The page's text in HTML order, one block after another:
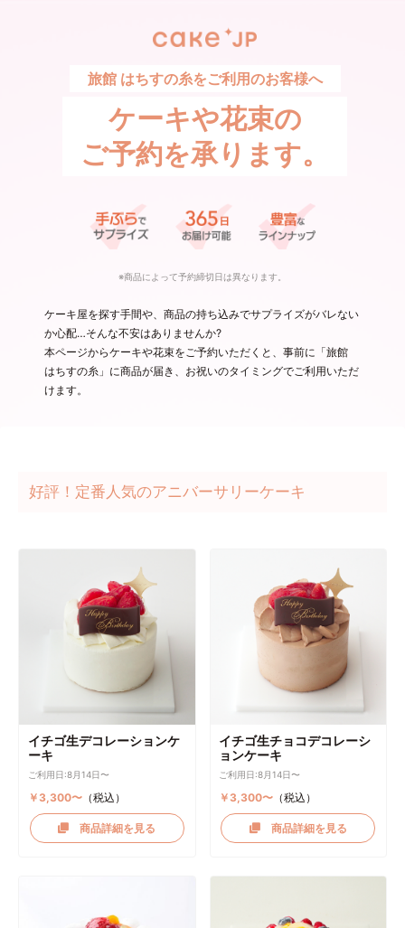
旅館 はちすの糸をご利用のお客様へ
ケーキや花束の
ご予約を承ります。
※商品によって予約締切日は異なります。
ケーキ屋を探す手間や、商品の持ち込みでサプライズがバレない
か心配…そんな不安はありませんか?
本ページからケーキや花束をご予約いただくと、事前に「旅館
はちすの糸」に商品が届き、お祝いのタイミングでご利用いただ
けます。
好評！定番人気のアニバーサリーケーキ
イチゴ生デコレーションケ
ーキ
ご利用日:8月14日〜
￥3,300〜（税込）
商品詳細を見る
イチゴ生チョコデコレーシ
ョンケーキ
ご利用日:8月14日〜
￥3,300〜 （税込）
商品詳細を見る